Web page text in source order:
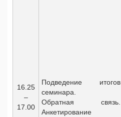
16.25
–
17.00
Подведение итогов
семинара.
Обратная связь.
Анкетирование